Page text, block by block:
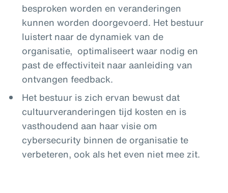
besproken worden en veranderingen
kunnen worden doorgevoerd. Het bestuur
luistert naar de dynamiek van de
organisatie, optimaliseert waar nodig en
past de effectiviteit naar aanleiding van
ontvangen feedback.
Het bestuur is zich ervan bewust dat
cultuurveranderingen tijd kosten en is
vasthoudend aan haar visie om
cybersecurity binnen de organisatie te
verbeteren, ook als het even niet mee zit.